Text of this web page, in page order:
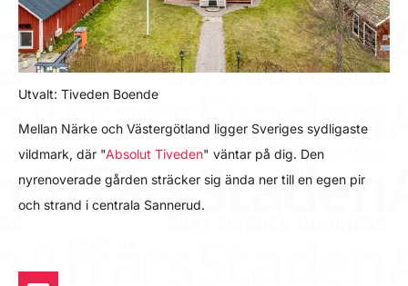
Utvalt: Tiveden Boende
Mellan Närke och Västergötland ligger Sveriges sydligaste
vildmark, där "Absolut Tiveden" väntar på dig. Den
nyrenoverade gården sträcker sig ända ner till en egen pir
och strand i centrala Sannerud.